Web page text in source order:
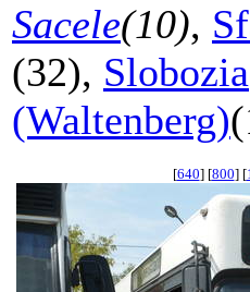
Sacele(10),
(32), Slobozia
(Waltenberg)
[640] [800] [